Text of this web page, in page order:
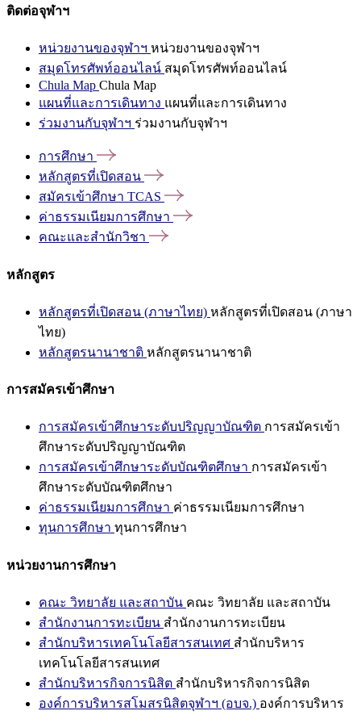
ติดต่อจุฬาฯ
หน่วยงานของจุฬาฯ หน่วยงานของจุฬาฯ
สมุดโทรศัพท์ออนไลน์ สมุดโทรศัพท์ออนไลน์
Chula Map Chula Map
แผนที่และการเดินทาง แผนที่และการเดินทาง
ร่วมงานกับจุฬาฯ ร่วมงานกับจุฬาฯ
การศึกษา
หลักสูตรที่เปิดสอน
สมัครเข้าศึกษา TCAS
ค่าธรรมเนียมการศึกษา
คณะและสำนักวิชา
หลักสูตร
หลักสูตรที่เปิดสอน (ภาษาไทย) หลักสูตรที่เปิดสอน (ภาษา
ไทย)
หลักสูตรนานาชาติ หลักสูตรนานาชาติ
การสมัครเข้าศึกษา
การสมัครเข้าศึกษาระดับปริญญาบัณฑิต การสมัครเข้า
ศึกษาระดับปริญญาบัณฑิต
การสมัครเข้าศึกษาระดับบัณฑิตศึกษา การสมัครเข้า
ศึกษาระดับบัณฑิตศึกษา
ค่าธรรมเนียมการศึกษา ค่าธรรมเนียมการศึกษา
ทุนการศึกษา ทุนการศึกษา
หน่วยงานการศึกษา
คณะ วิทยาลัย และสถาบัน คณะ วิทยาลัย และสถาบัน
สำนักงานการทะเบียน สำนักงานการทะเบียน
สำนักบริหารเทคโนโลยีสารสนเทศ สำนักบริหาร
เทคโนโลยีสารสนเทศ
สำนักบริหารกิจการนิสิต สำนักบริหารกิจการนิสิต
องค์การบริหารสโมสรนิสิตจุฬาฯ (อบจ.) องค์การบริหาร